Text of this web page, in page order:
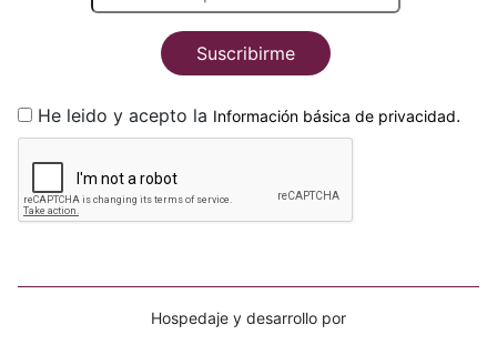
Suscribirme
He leido y acepto la Información básica de privacidad.
Hospedaje y desarrollo por